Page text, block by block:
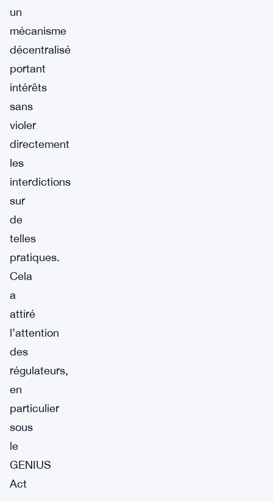
un
mécanisme
décentralisé
portant
intérêts
sans
violer
directement
les
interdictions
sur
de
telles
pratiques.
Cela
a
attiré
l’attention
des
régulateurs,
en
particulier
sous
le
GENIUS
Act